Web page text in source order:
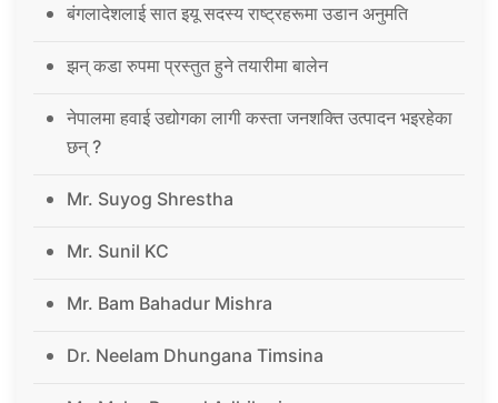
बंगलादेशलाई सात इयू सदस्य राष्ट्रहरूमा उडान अनुमति
झन् कडा रुपमा प्रस्तुत हुने तयारीमा बालेन
नेपालमा हवाई उद्योगका लागी कस्ता जनशक्ति उत्पादन भइरहेका
छन् ?
Mr. Suyog Shrestha
Mr. Sunil KC
Mr. Bam Bahadur Mishra
Dr. Neelam Dhungana Timsina